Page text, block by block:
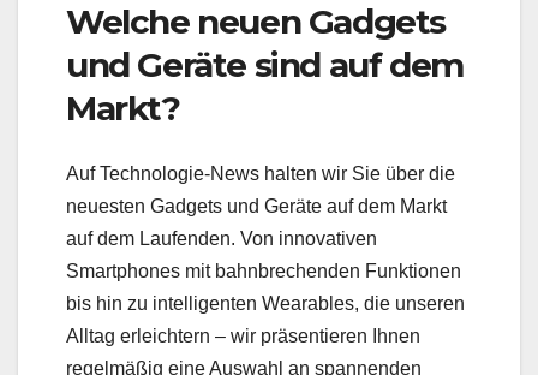
Welche neuen Gadgets
und Geräte sind auf dem
Markt?
Auf Technologie-News halten wir Sie über die
neuesten Gadgets und Geräte auf dem Markt
auf dem Laufenden. Von innovativen
Smartphones mit bahnbrechenden Funktionen
bis hin zu intelligenten Wearables, die unseren
Alltag erleichtern – wir präsentieren Ihnen
regelmäßig eine Auswahl an spannenden